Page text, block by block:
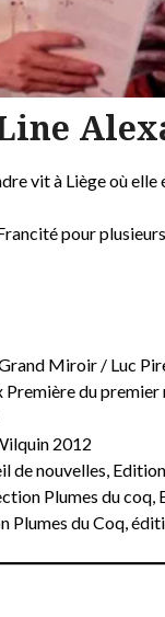
vit à Liège où
pour
Miroir / Luc
Première du
2012
de nouvelles,
Plumes du
Plumes du Coq,